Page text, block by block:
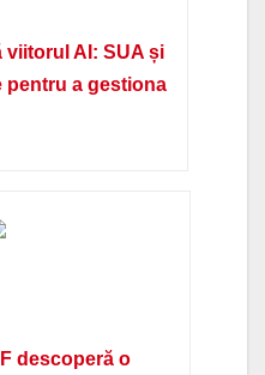
AI: SUA și
pentru a gestiona
descoperă o